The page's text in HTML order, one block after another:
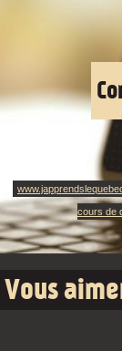
cours de
Vous